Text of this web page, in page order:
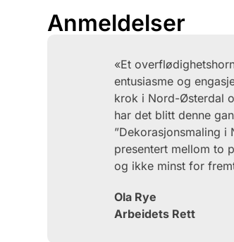
Anmeldelser
«Et
entusiasme og
krok i Nord-Østerdal
har det blitt denne
”Dekorasjonsmaling
presentert mellom to
og ikke minst for
Ola Rye
Arbeidets Rett